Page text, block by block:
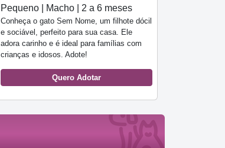
Pequeno | Macho | 2 a 6 meses
Conheça o gato Sem Nome, um filhote dócil
e sociável, perfeito para sua casa. Ele
adora carinho e é ideal para famílias com
crianças e idosos. Adote!
Quero Adotar